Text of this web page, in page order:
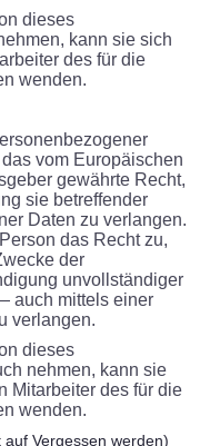
dieses
kann sie sich
des für die
wenden.
vom Europäischen
gewährte Recht,
sie betreffender
Daten zu verlangen.
das Recht zu,
der
unvollständiger
auch mittels einer
verlangen.
dieses
nehmen, kann sie
Mitarbeiter des für die
wenden.
Vergessen werden)